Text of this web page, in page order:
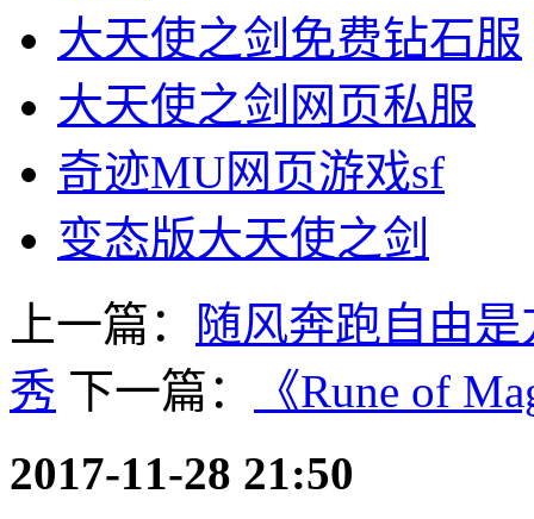
大天使之剑免费钻石服
大天使之剑网页私服
奇迹MU网页游戏sf
变态版大天使之剑
上一篇：
随风奔跑自由
秀 下一篇：
《Rune of
2017-11-28 21:50